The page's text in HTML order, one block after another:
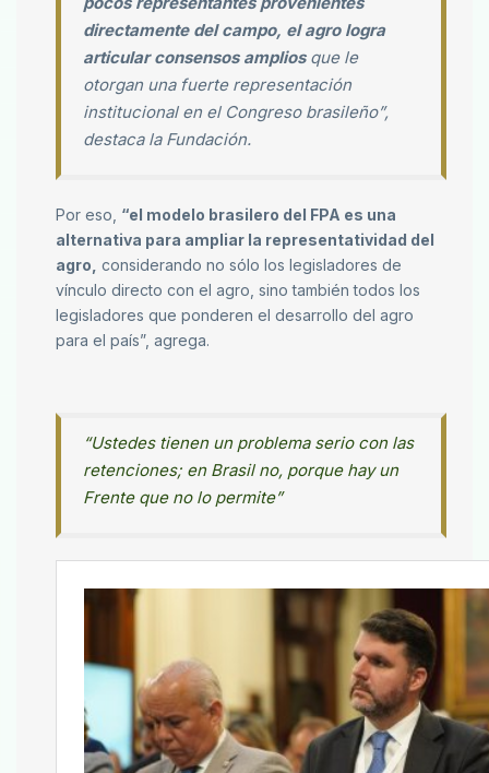
directamente del campo, el agro logra
articular consensos ampliosque le
otorgan una fuerte representación
institucional en el Congreso brasileño”,
destaca la Fundación.
Por eso, “el modelo brasilero del FPA es una
alternativa para ampliar la representatividad del
agro, considerando no sólo los legisladores de
vínculo directo con el agro, sino también todos los
legisladores que ponderen el desarrollo del agro
para el país”, agrega.
“Ustedes tienen un problema serio con las
retenciones; en Brasil no, porque hay un
Frente que no lo permite”